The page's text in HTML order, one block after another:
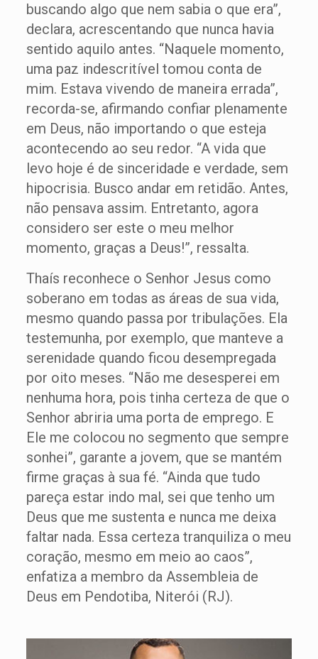
buscando algo que nem sabia o que era”,
declara, acrescentando que nunca havia
sentido aquilo antes. “Naquele momento,
uma paz indescritível tomou conta de
mim. Estava vivendo de maneira errada”,
recorda-se, afirmando confiar plenamente
em Deus, não importando o que esteja
acontecendo ao seu redor. “A vida que
levo hoje é de sinceridade e verdade, sem
hipocrisia. Busco andar em retidão. Antes,
não pensava assim. Entretanto, agora
considero ser este o meu melhor
momento, graças a Deus!”, ressalta.
Thaís reconhece o Senhor Jesus como
soberano em todas as áreas de sua vida,
mesmo quando passa por tribulações. Ela
testemunha, por exemplo, que manteve a
serenidade quando ficou desempregada
por oito meses. “Não me desesperei em
nenhuma hora, pois tinha certeza de que o
Senhor abriria uma porta de emprego. E
Ele me colocou no segmento que sempre
sonhei”, garante a jovem, que se mantém
firme graças à sua fé. “Ainda que tudo
pareça estar indo mal, sei que tenho um
Deus que me sustenta e nunca me deixa
faltar nada. Essa certeza tranquiliza o meu
coração, mesmo em meio ao caos”,
enfatiza a membro da Assembleia de
Deus em Pendotiba, Niterói (RJ).